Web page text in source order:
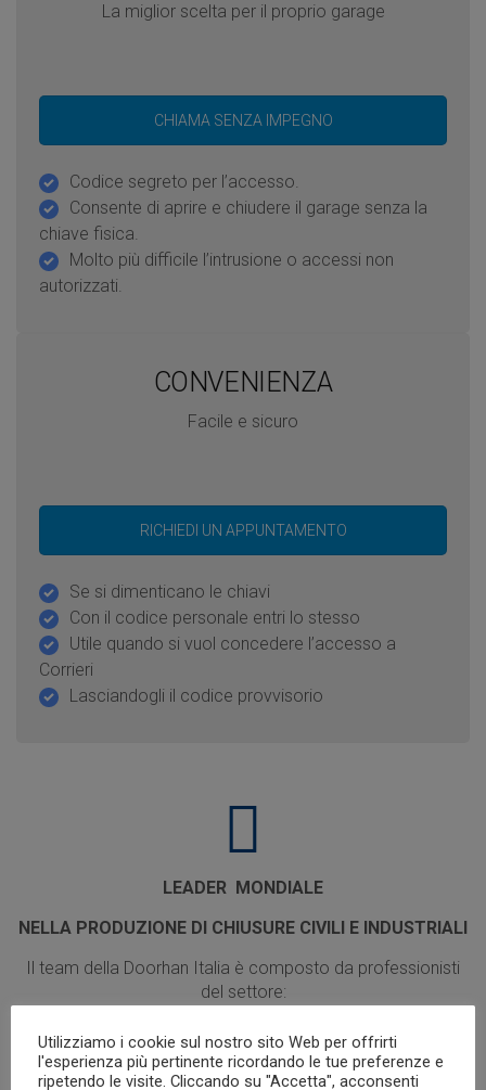
La miglior scelta per il proprio garage
CHIAMA SENZA IMPEGNO
Codice segreto per l’accesso.
Consente di aprire e chiudere il garage senza la
chiave fisica.
Molto più difficile l’intrusione o accessi non
autorizzati.
CONVENIENZA
Facile e sicuro
RICHIEDI UN APPUNTAMENTO
Se si dimenticano le chiavi
Con il codice personale entri lo stesso
Utile quando si vuol concedere l’accesso a
Corrieri
Lasciandogli il codice provvisorio
LEADER MONDIALE
NELLA PRODUZIONE DI CHIUSURE CIVILI E INDUSTRIALI
Il team della Doorhan Italia è composto da professionisti
del settore:
Tecnici
Commerciali
Utilizziamo i cookie sul nostro sito Web per offrirti
l'esperienza più pertinente ricordando le tue preferenze e
ripetendo le visite. Cliccando su "Accetta", acconsenti